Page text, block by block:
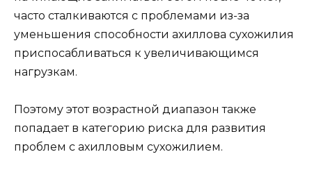
часто сталкиваются с проблемами из-за
уменьшения способности ахиллова сухожилия
приспосабливаться к увеличивающимся
нагрузкам.
Поэтому этот возрастной диапазон также
попадает в категорию риска для развития
проблем с ахилловым сухожилием.